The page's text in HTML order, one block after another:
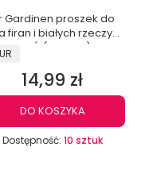
Gardinen proszek do
firan i białych rzeczy
10 PRAŃ (Niemcy)
Cena
14,99 zł
DO KOSZYKA
Dostępność: 10 sztuk